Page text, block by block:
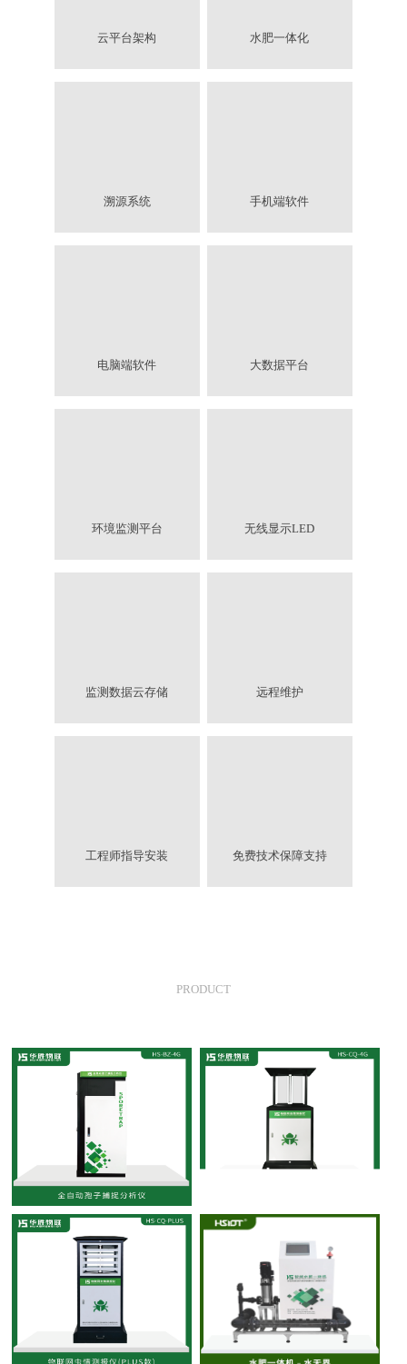
云平台架构 水肥一体化
溯源系统 手机端软件
电脑端软件 大数据平台
环境监测平台 无线显示LED
监测数据云存储 远程维护
工程师指导安装 免费技术保障支持
PRODUCT